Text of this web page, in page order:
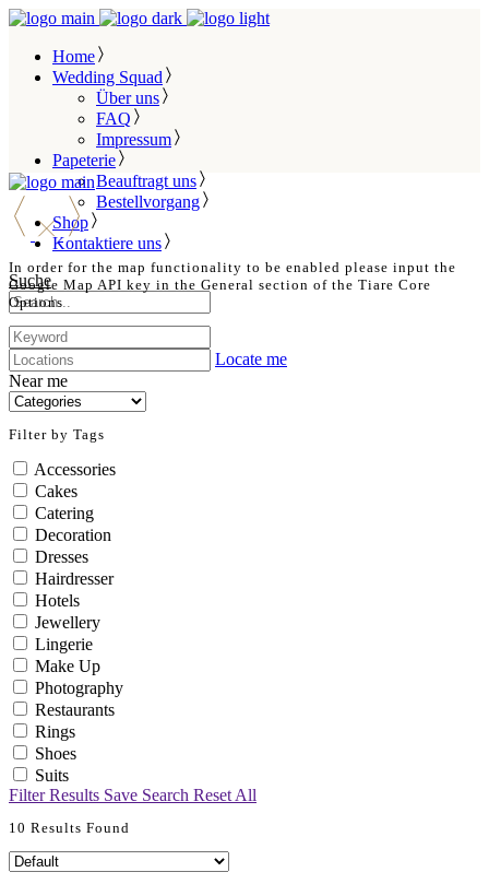
Home
Wedding Squad
Über uns
FAQ
Impressum
Papeterie
Beauftragt uns
Bestellvorgang
Shop
Kontaktiere uns
Suche
In order for the map functionality to be enabled please input the
Google Map API key in the General section of the Tiare Core
Options
Locate me
Near me
Filter by Tags
Accessories
Cakes
Catering
Decoration
Dresses
Hairdresser
Hotels
Jewellery
Lingerie
Make Up
Photography
Restaurants
Rings
Shoes
Suits
Filter Results Save Search Reset All
10 Results Found